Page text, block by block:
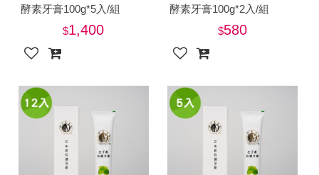
酵素牙膏100g*5入/組
1,400
酵素牙膏100g*2入/組
580